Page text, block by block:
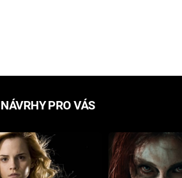
NÁVRHY PRO VÁS